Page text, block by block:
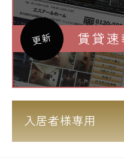
更新 賃貸速
入居者様専用